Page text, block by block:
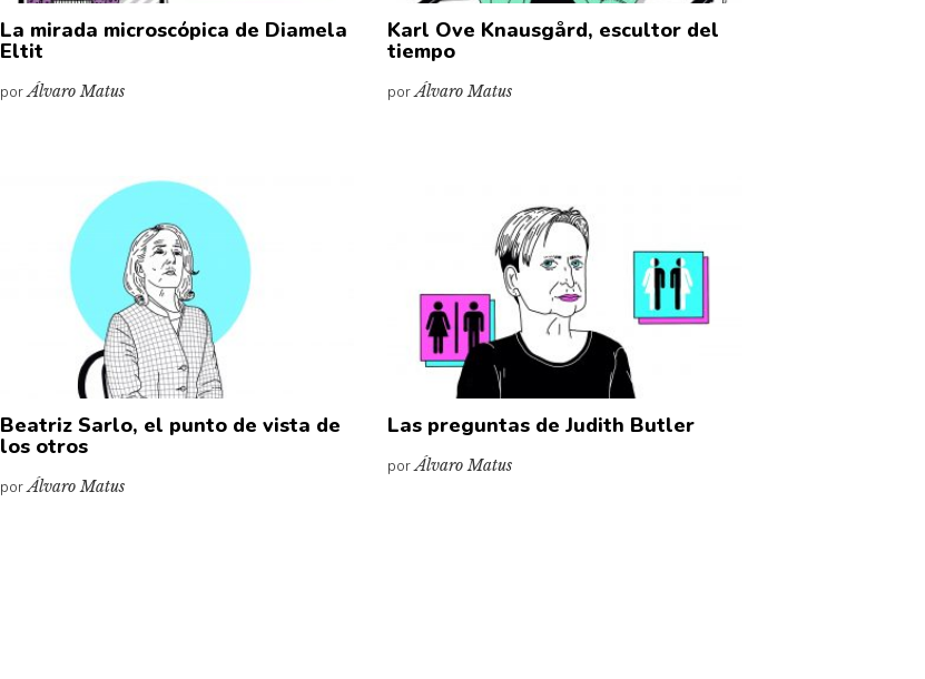
La mirada microscópica de Diamela
Eltit
porÁlvaro Matus
Karl Ove Knausgård, escultor del
tiempo
porÁlvaro Matus
Beatriz Sarlo, el punto de vista de
los otros
porÁlvaro Matus
Las preguntas de Judith Butler
porÁlvaro Matus